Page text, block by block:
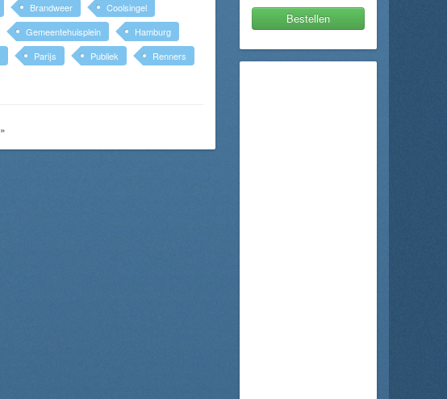
Brandweer
Coolsingel
Gemeentehuisplein
Hamburg
Parijs Publiek
Renners
»
Bestellen